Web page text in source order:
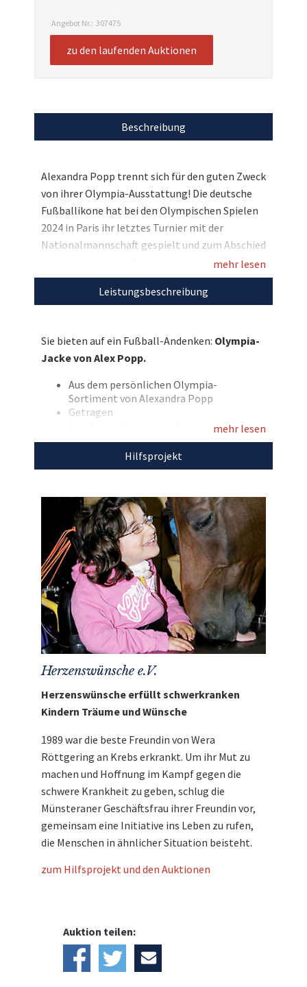
Angebot Nr.: 307475
zu den laufenden Auktionen
Beschreibung
Alexandra Popp trennt sich für den guten Zweck
von ihrer Olympia-Ausstattung! Die deutsche
Fußballikone hat bei den Olympischen Spielen
2024 in Paris ihr letztes Turnier mit der
Nationalmannschaft gespielt und zum Abschied
Bronze gewonnen. Dem VfL Wolfsburg bleibt
sie zur Freude ihrer Fans noch mindestens eine
weitere Saison erhalten. Und wir dürfen nun
Bieten Sie hier auf eine von „Poppi“ getragene
Team Deutschland-Jacke und unterstützen Sie
damit Herzenswünsche e.V.!
Entdecken Sie bei uns auch
für den guten
Zweck!
mehr lesen
Leistungsbeschreibung
Sie bieten auf ein Fußball-Andenken: Olympia-
Jacke von Alex Popp.
Aus dem persönlichen Olympia-
Sortiment von Alexandra Popp
Getragen
Mit „Team Deutschland“-Logo auf der
Vorderseite bedruckt
Mit großem „Team D“ Druck auf der
Rückseite
dem Ärmel
Mit Kragen
Größe: M
Farbe: anthrazit gemustert
Marke: adidas
Mit dem Erlös dieser Auktion unterstützen wir
Herzenswünsche e.V.
mehr lesen
Hilfsprojekt
Herzenswünsche e.V.
Herzenswünsche erfüllt schwerkranken
Kindern Träume und Wünsche
1989 war die beste Freundin von Wera
Röttgering an Krebs erkrankt. Um ihr Mut zu
machen und Hoffnung im Kampf gegen die
schwere Krankheit zu geben, schlug die
Münsteraner Geschäftsfrau ihrer Freundin vor,
gemeinsam eine Initiative ins Leben zu rufen,
die Menschen in ähnlicher Situation beisteht.
zum Hilfsprojekt und den Auktionen
Auktion teilen: